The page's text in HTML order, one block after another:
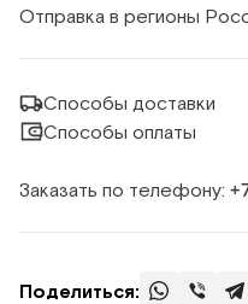
Отправка в регионы
Способы доставки
Способы оплаты
Заказать по телефону:
Поделиться: